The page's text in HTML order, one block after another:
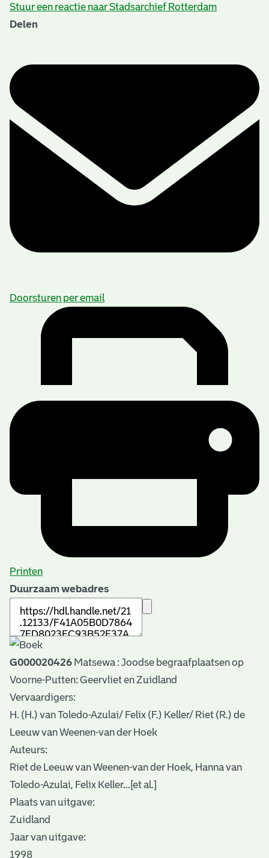
Stuur een reactie naar Stadsarchief Rotterdam
Delen
Doorsturen per email
Printen
Duurzaam webadres
G000020426 Matsewa : Joodse begraafplaatsen op
Voorne-Putten: Geervliet en Zuidland
Vervaardigers:
H. (H.) van Toledo-Azulai/ Felix (F.) Keller/ Riet (R.) de
Leeuw van Weenen-van der Hoek
Auteurs:
Riet de Leeuw van Weenen-van der Hoek, Hanna van
Toledo-Azulai, Felix Keller...[et al.]
Plaats van uitgave:
Zuidland
Jaar van uitgave:
1998